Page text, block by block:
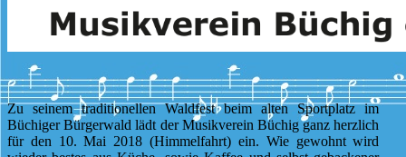
Zu seinem traditionellen Waldfest beim alten Sportplatz im
Büchiger Bürgerwald lädt der Musikverein Büchig ganz herzlich
für den 10. Mai 2018 (Himmelfahrt) ein. Wie gewohnt wird